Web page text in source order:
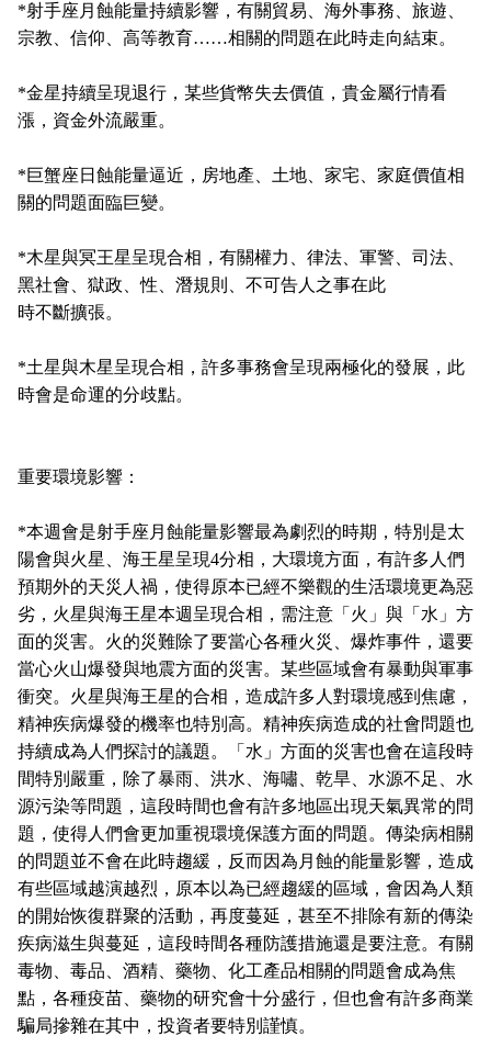
*射手座月蝕能量持續影響，有關貿易、海外事務、旅遊、
宗教、信仰、高等教育……相關的問題在此時走向結束。
*金星持續呈現退行，某些貨幣失去價值，貴金屬行情看
漲，資金外流嚴重。
*巨蟹座日蝕能量逼近，房地產、土地、家宅、家庭價值相
關的問題面臨巨變。
*木星與冥王星呈現合相，有關權力、律法、軍警、司法、
黑社會、獄政、性、潛規則、不可告人之事在此
時不斷擴張。
*土星與木星呈現合相，許多事務會呈現兩極化的發展，此
時會是命運的分歧點。
重要環境影響：
*本週會是射手座月蝕能量影響最為劇烈的時期，特別是太
陽會與火星、海王星呈現4分相，大環境方面，有許多人們
預期外的天災人禍，使得原本已經不樂觀的生活環境更為惡
劣，火星與海王星本週呈現合相，需注意「火」與「水」方
面的災害。火的災難除了要當心各種火災、爆炸事件，還要
當心火山爆發與地震方面的災害。某些區域會有暴動與軍事
衝突。火星與海王星的合相，造成許多人對環境感到焦慮，
精神疾病爆發的機率也特別高。精神疾病造成的社會問題也
持續成為人們探討的議題。「水」方面的災害也會在這段時
間特別嚴重，除了暴雨、洪水、海嘯、乾旱、水源不足、水
源污染等問題，這段時間也會有許多地區出現天氣異常的問
題，使得人們會更加重視環境保護方面的問題。傳染病相關
的問題並不會在此時趨緩，反而因為月蝕的能量影響，造成
有些區域越演越烈，原本以為已經趨緩的區域，會因為人類
的開始恢復群聚的活動，再度蔓延，甚至不排除有新的傳染
疾病滋生與蔓延，這段時間各種防護措施還是要注意。有關
毒物、毒品、酒精、藥物、化工產品相關的問題會成為焦
點，各種疫苗、藥物的研究會十分盛行，但也會有許多商業
騙局摻雜在其中，投資者要特別謹慎。